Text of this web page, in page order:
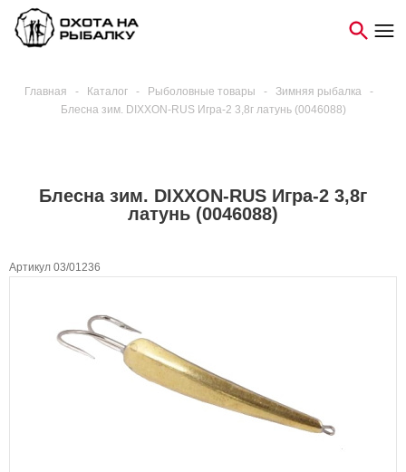
Главная - Каталог - Рыболовные товары - Зимняя рыбалка
-
Блесна зим. DIXXON-RUS Игра-2 3,8г латунь (0046088)
Блесна зим. DIXXON-RUS Игра-2 3,8г
латунь (0046088)
Артикул 03/01236